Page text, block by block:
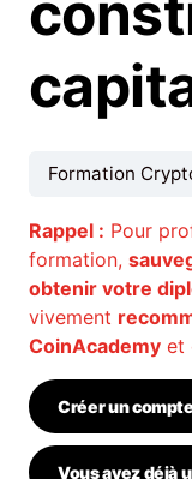
Rappel : Pour
formation,
obtenir votre
vivement
CoinAcademy et
Créer un
Vous avez déjà